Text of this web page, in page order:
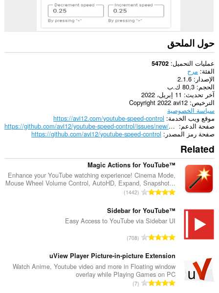
حول الملحق
عمليات التحميل 54702
الفئة مرح
الإصدار
2.1.6
الحجم 80,3 ك.ب
آخر تحديث 11 إبريل، 2022
الترخيص Copyright 2022 avi12
سياسة الخصوصية
موقع ويب الخدمة https://avi12.com/youtube-speed-control
صفحة الدعم
https://github.com/avi12/youtube-speed-control/issues/new/choose
صفحة رمز المصدر
https://github.com/avi12/youtube-speed-control
Related
Magic Actions for YouTube™
Enhance your YouTube watching experience! Cinema Mode,
Mouse Wheel Volume Control, AutoHD, Expand, Snapshot...
ا
ع
د
ا
إ
ج
م
1442
Sidebar for YouTube™
Easy Access to YouTube via Sidebar UI
ا
ع
د
د
ا
708
uView Player Picture-in-picture Extension
Watch Anime, Youtube video and more in Floating window
overlay while Playing Games on PC
ا 7